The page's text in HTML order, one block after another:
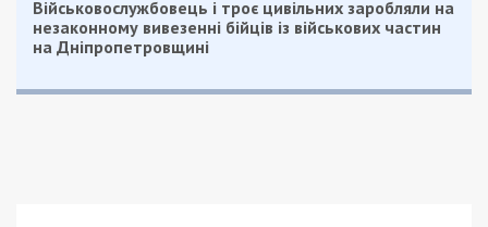
Всього до робіт залучено 556 осіб та 98 од.
техніки у тому числі від ДСНС – 160 осіб та 40
Національної поліції – 125 осіб та 20 од.